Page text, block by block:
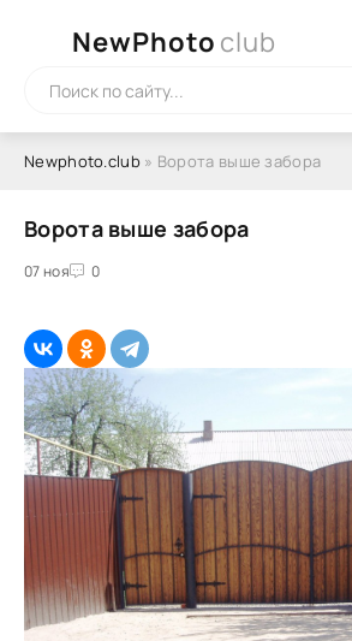
NewPhoto club
Newphoto.club» Ворота выше забора
Ворота выше забора
07 ноя 0